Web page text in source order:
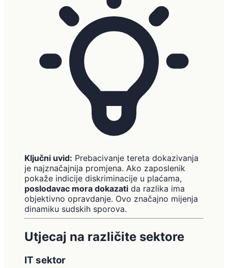
Ključni uvid: Prebacivanje tereta dokazivanja
je najznačajnija promjena. Ako zaposlenik
pokaže indicije diskriminacije u plaćama,
poslodavac mora dokazati da razlika ima
objektivno opravdanje. Ovo značajno mijenja
dinamiku sudskih sporova.
Utjecaj na različite sektore
IT sektor